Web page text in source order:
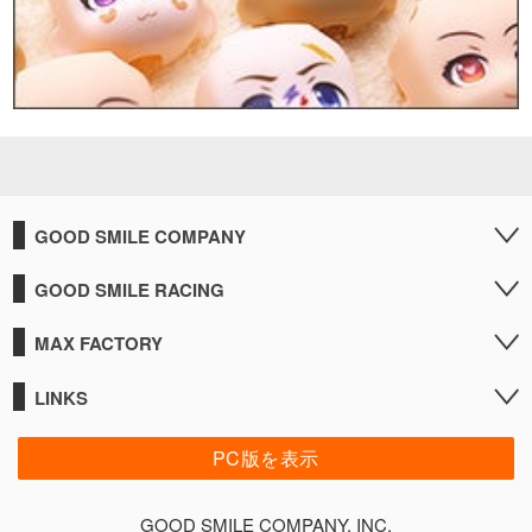
GOOD SMILE COMPANY
GOOD SMILE RACING
MAX FACTORY
LINKS
PC版を表示
GOOD SMILE COMPANY, INC.